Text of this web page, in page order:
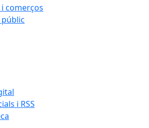
comerços
i RSS